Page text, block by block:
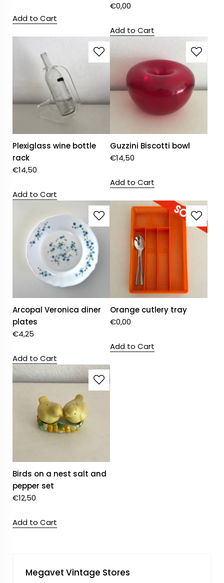
Add to Cart
€0,00
Add to Cart
Plexiglass wine bottle
rack
€14,50
Add to Cart
Guzzini Biscotti bowl
€14,50
Add to Cart
Arcopal Veronica diner
plates
€4,25
Add to Cart
Orange cutlery tray
€0,00
Add to Cart
Birds on a nest salt and
pepper set
€12,50
Add to Cart
Megavet Vintage Stores